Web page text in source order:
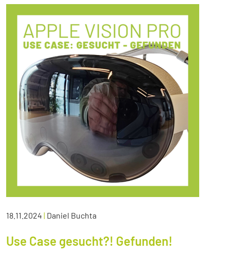
18.11.2024 | Daniel Buchta
Use Case gesucht?! Gefunden!